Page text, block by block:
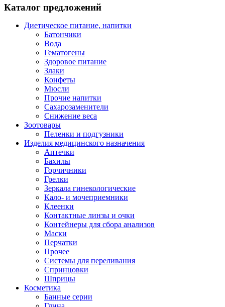
Каталог предложений
Диетическое питание, напитки
Батончики
Вода
Гематогены
Здоровое питание
Злаки
Конфеты
Мюсли
Прочие напитки
Сахарозаменители
Снижение веса
Зоотовары
Пеленки и подгузники
Изделия медицинского назначения
Аптечки
Бахилы
Горчичники
Грелки
Зеркала гинекологические
Кало- и мочеприемники
Клеенки
Контактные линзы и очки
Контейнеры для сбора анализов
Маски
Перчатки
Прочее
Системы для переливания
Спринцовки
Шприцы
Косметика
Банные серии